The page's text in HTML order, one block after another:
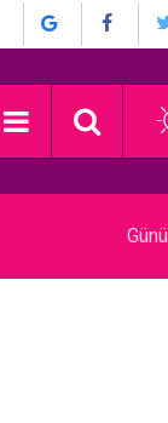
Münir